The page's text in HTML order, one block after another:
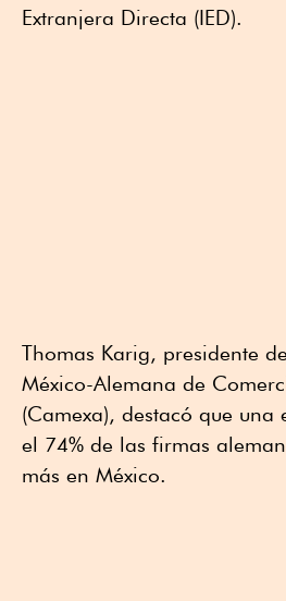
Extranjera Directa (IED).
Thomas Karig, presidente
México-Alemana de
(Camexa), destacó que una
el 74% de las firmas
más en México.